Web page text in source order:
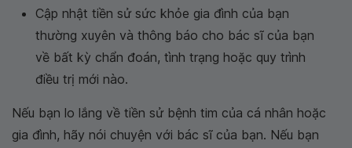
Cập nhật tiền sử sức khỏe gia đình của bạn
thường xuyên và thông báo cho bác sĩ của bạn
về bất kỳ chẩn đoán, tình trạng hoặc quy trình
điều trị mới nào.
Nếu bạn lo lắng về tiền sử bệnh tim của cá nhân hoặc
gia đình, hãy nói chuyện với bác sĩ của bạn. Nếu bạn